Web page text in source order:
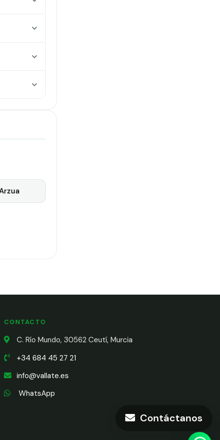
Contáctanos
CONTACTO
C. Río Mundo, 30562 Ceutí, Murcia
+34 684 45 27 21
info@vallate.es
WhatsApp